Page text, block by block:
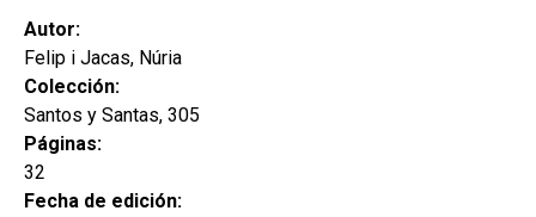
Autor:
Felip i Jacas, Núria
Colección:
Santos y Santas, 305
Páginas:
32
Fecha de edición: